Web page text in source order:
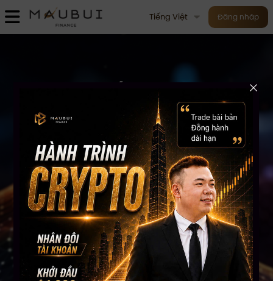
Tiếng Việt Đăng nhập
KHÓA HỌC
CHỨNG KHOÁN MỸ
TOÀN DIỆN
Hướng dẫn Đầu tư và Trading Chứng khoán Mỹ dành
cho người Việt tại Mỹ
Tìm hiểu các khóa học ngay